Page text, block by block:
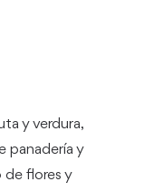
y verdura,
panadería y
flores y